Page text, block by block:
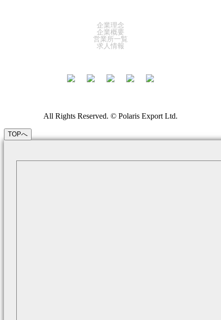
企業理念
企業概要
営業所一覧
求人情報
All Rights Reserved. © Polaris Export Ltd.
TOPへ